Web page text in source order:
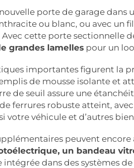
porte de garage dans
ou blanc, ou avec un
cette porte sectionnelle
grandes lamellespour un
importantes figurent la
de mousse isolante et
de seuil assure une
ferrures robuste atteint,
votre véhicule et d’autres
peuvent
un bandeau
dans des systèmes